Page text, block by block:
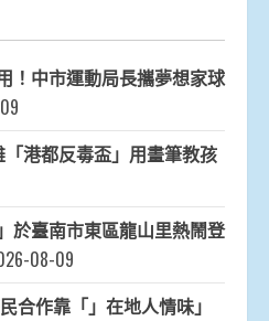
！中市運動局長攜夢想家球
港都反毒盃」用畫筆教孩
於臺南市東區龍山里熱鬧登
08-09
合作靠「」在地人情味」